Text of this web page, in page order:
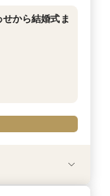
せから結婚式ま